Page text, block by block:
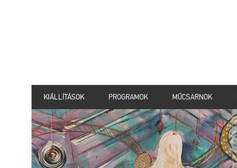
KIÁLLÍTÁSOK PROGRAMOK MŰCSARNOK